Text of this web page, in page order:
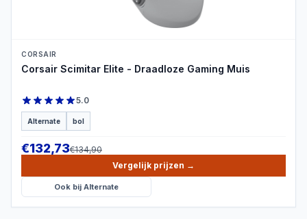
CORSAIR
Corsair Scimitar Elite - Draadloze Gaming Muis
5.0
Alternate bol
€132,73€134,90
Vergelijk prijzen →
Ook bij Alternate